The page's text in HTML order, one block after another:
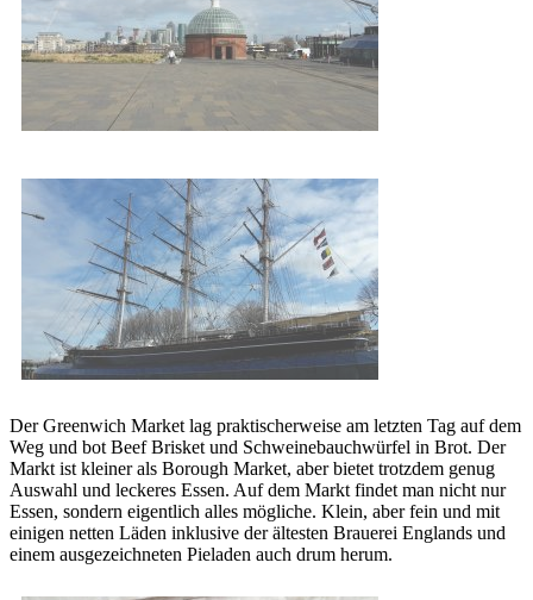
Der Greenwich Market lag praktischerweise am letzten Tag auf dem
Weg und bot Beef Brisket und Schweinebauchwürfel in Brot. Der
Markt ist kleiner als Borough Market, aber bietet trotzdem genug
Auswahl und leckeres Essen. Auf dem Markt findet man nicht nur
Essen, sondern eigentlich alles mögliche. Klein, aber fein und mit
einigen netten Läden inklusive der ältesten Brauerei Englands und
einem ausgezeichneten Pieladen auch drum herum.